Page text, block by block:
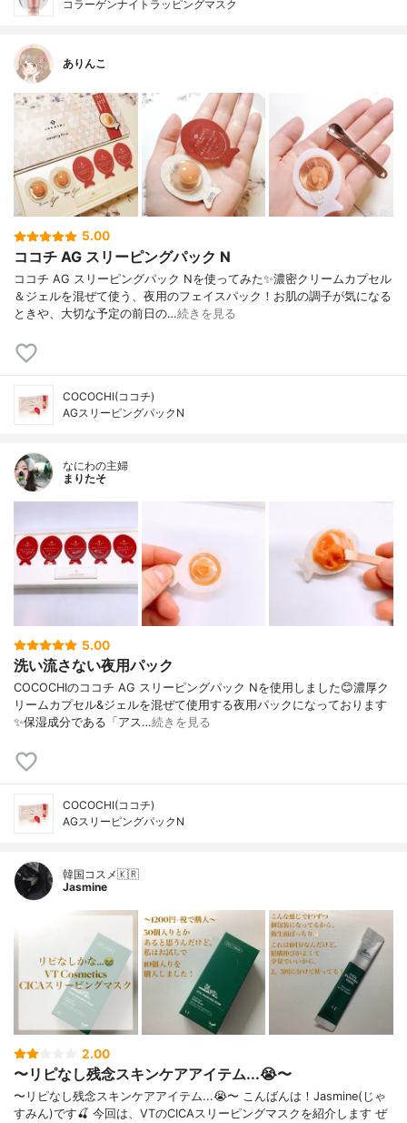
コラーゲンナイトラッピングマスク
ありんこ
5.00
ココチ AG スリーピングパック N
ココチ AG スリーピングパック Nを使ってみた✨濃密クリームカプセル
＆ジェルを混ぜて使う、夜用のフェイスパック！お肌の調子が気になる
ときや、大切な予定の前日の…続きを見る
COCOCHI(ココチ)
AGスリーピングパックN
なにわの主婦
まりたそ
5.00
洗い流さない夜用パック
COCOCHIのココチ AG スリーピングパック Nを使用しました😊濃厚ク
リームカプセル&ジェルを混ぜて使用する夜用パックになっております
✨保湿成分である「アス…続きを見る
COCOCHI(ココチ)
AGスリーピングパックN
韓国コスメ🇰🇷
Jasmine
2.00
〜リピなし残念スキンケアアイテム...😭〜
〜リピなし残念スキンケアアイテム...😭〜 こんばんは！Jasmine(じゃ
すみん)です🍒 今回は、VTのCICAスリーピングマスクを紹介します ぜ